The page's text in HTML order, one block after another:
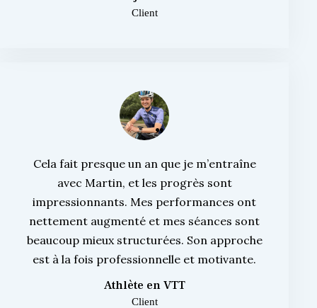
Client
Cela fait presque un an que je m’entraîne
avec Martin, et les progrès sont
impressionnants. Mes performances ont
nettement augmenté et mes séances sont
beaucoup mieux structurées. Son approche
est à la fois professionnelle et motivante.
Athlète en VTT
Client